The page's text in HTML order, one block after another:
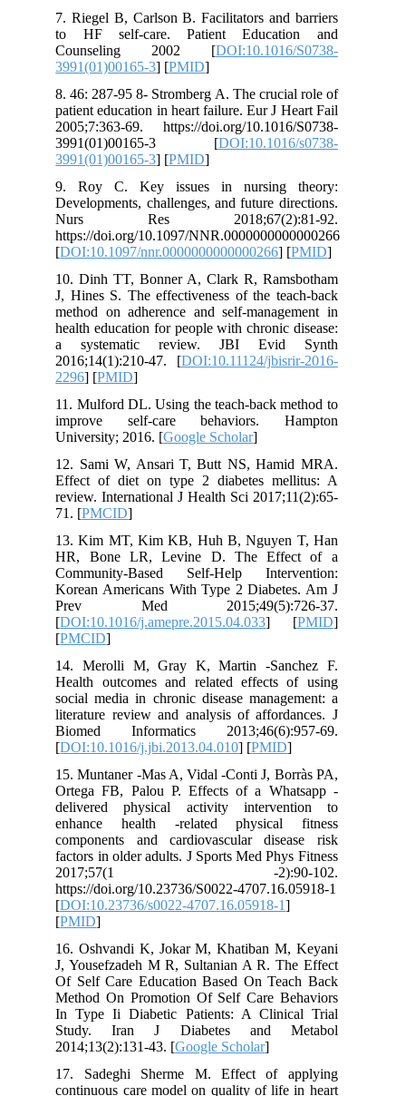
7. Riegel B, Carlson B. Facilitators and barriers
to HF self-care. Patient Education and
Counseling 2002 [DOI:10.1016/S0738-
3991(01)00165-3] [PMID
8. 46: 287-95 8- Stromberg A. The crucial role of
patient education in heart failure. Eur J Heart Fail
2005;7:363-69. https://doi.org/10.1016/S0738-
3991(01)00165-3 [DOI:10.1016/s0738-
3991(01)00165-3] [PMID
9. Roy C. Key issues in nursing theory:
Developments, challenges, and future directions.
Nurs Res 2018;67(2):81-92.
https://doi.org/10.1097/NNR.0000000000000266
[DOI:10.1097/nnr.0000000000000266] [PMID
10. Dinh TT, Bonner A, Clark R, Ramsbotham
J, Hines S. The effectiveness of the teach-back
method on adherence and self-management in
health education for people with chronic disease:
a systematic review. JBI Evid Synth
2016;14(1):210-47. [DOI:10.11124/jbisrir-2016-
2296] [PMID
11. Mulford DL. Using the teach-back method to
improve self-care behaviors. Hampton
University; 2016. [Google Scholar
12. Sami W, Ansari T, Butt NS, Hamid MRA.
Effect of diet on type 2 diabetes mellitus: A
review. International J Health Sci 2017;11(2):65-
71. [PMCID
13. Kim MT, Kim KB, Huh B, Nguyen T, Han
HR, Bone LR, Levine D. The Effect of a
Community-Based Self-Help Intervention:
Korean Americans With Type 2 Diabetes. Am J
Prev Med 2015;49(5):726-37.
[DOI:10.1016/j.amepre.2015.04.033 ] [PMID
[PMCID
14. Merolli M, Gray K, Martin -Sanchez F.
Health outcomes and related effects of using
social media in chronic disease management: a
literature review and analysis of affordances. J
Biomed Informatics 2013;46(6):957-69.
[DOI:10.1016/j.jbi.2013.04.010] [PMID
15. Muntaner -Mas A, Vidal -Conti J, Borràs PA,
Ortega FB, Palou P. Effects of a Whatsapp -
delivered physical activity intervention to
enhance health -related physical fitness
components and cardiovascular disease risk
factors in older adults. J Sports Med Phys Fitness
2017;57(1 -2):90-102.
https://doi.org/10.23736/S0022-4707.16.05918-1
[DOI:10.23736/s0022-4707.16.05918-1
[PMID
16. Oshvandi K, Jokar M, Khatiban M, Keyani
J, Yousefzadeh M R, Sultanian A R. The Effect
Of Self Care Education Based On Teach Back
Method On Promotion Of Self Care Behaviors
In Type Ii Diabetic Patients: A Clinical Trial
Study. Iran J Diabetes and Metabol
2014;13(2):131-43. [Google Scholar
17. Sadeghi Sherme M. Effect of applying
continuous care model on quality of life in heart